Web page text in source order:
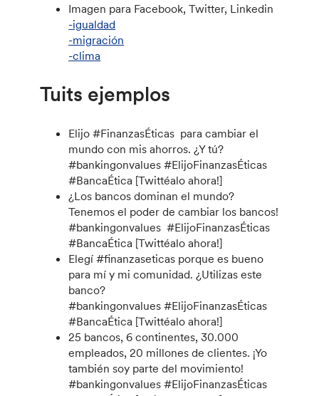
Imagen para Facebook, Twitter, Linkedin
-igualdad
-migración
-clima
Tuits ejemplos
Elijo #FinanzasÉticas para cambiar el
mundo con mis ahorros. ¿Y tú?
#bankingonvalues ​​#ElijoFinanzasÉticas
#BancaÉtica [Twittéalo ahora!]
¿Los bancos dominan el mundo?
Tenemos el poder de cambiar los bancos!
#bankingonvalues ​​ #ElijoFinanzasÉticas
#BancaÉtica [Twittéalo ahora!]
Elegí #finanzaseticas porque es bueno
para mí y mi comunidad. ¿Utilizas este
banco?
#bankingonvalues #ElijoFinanzasÉticas
#BancaÉtica ​​[Twittéalo ahora!]
25 bancos, 6 continentes, 30.000
empleados, 20 millones de clientes. ¡Yo
también soy parte del movimiento!
#bankingonvalues #ElijoFinanzasÉticas